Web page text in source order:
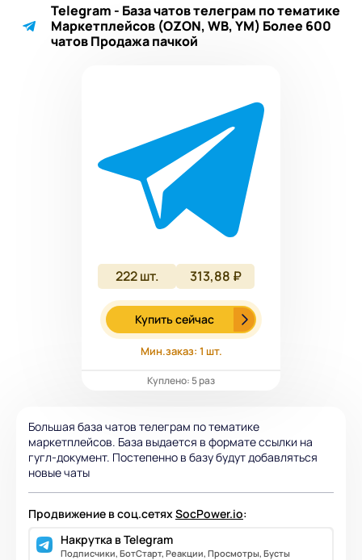
Telegram - База чатов телеграм по тематике
Маркетплейсов (OZON, WB, YM) Более 600
чатов Продажа пачкой
222 шт. 313,88 ₽
Купить сейчас
Мин.заказ: 1 шт.
Куплено: 5 раз
Большая база чатов телеграм по тематике
маркетплейсов. База выдается в формате ссылки на
гугл-документ. Постепенно в базу будут добавляться
новые чаты
Продвижение в соц.сетяхSocPower.io:
Накрутка в Telegram
Подписчики, БотСтарт, Реакции, Просмотры, Бусты